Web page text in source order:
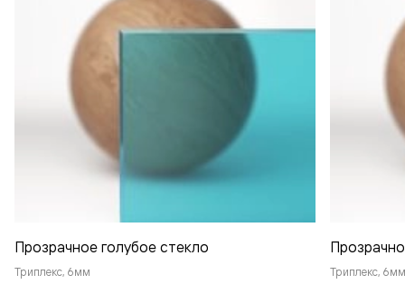
Прозрачное голубое стекло
Триплекс, 6мм Триплекс, 6мм